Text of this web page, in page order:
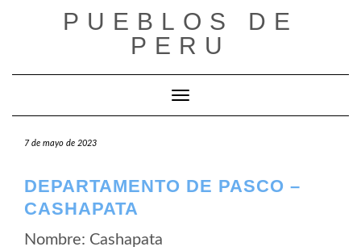
PUEBLOS DE
PERU
Cambiar modo de navegación
7 de mayo de 2023
DEPARTAMENTO DE PASCO –
CASHAPATA
Nombre: Cashapata